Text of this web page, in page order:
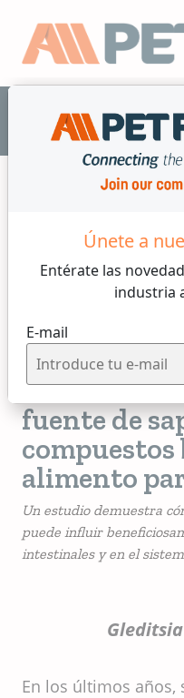
Únete a
Entérate las
industria
E-mail
Formulacion
Miércoles, 10 de Junio,
Gleditsia
fuente de
alimento
Un estudio demuestra
puede influir
intestinales y en el
En los últimos años,